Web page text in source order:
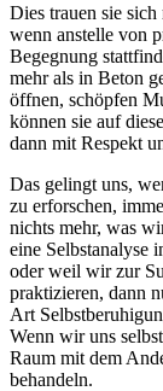
Dies trauen sie
wenn anstelle von
Begegnung
mehr als in Beton
öffnen, schöpfen
können sie auf
dann mit Respekt
Das gelingt uns,
zu erforschen,
nichts mehr, was
eine Selbstanalyse
oder weil wir zur
praktizieren, dann
Art
Wenn wir uns
Raum mit dem
behandeln.